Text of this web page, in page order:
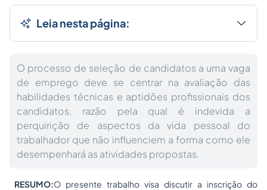
Leia nesta página:
O processo de seleção de candidatos a uma vaga
de emprego deve se centrar na avaliação das
habilidades técnicas e aptidões profissionais dos
candidatos, razão pela qual é indevida a
perquirição de aspectos da vida pessoal do
trabalhador que não influenciem a forma como ele
desempenhará as atividades propostas.
RESUMO:O presente trabalho visa discutir a inscrição do